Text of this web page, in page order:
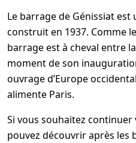
Le barrage de Génissiat
construit en 1937. Comme
barrage est à cheval entre
moment de son
ouvrage d’Europe
alimente Paris.
Si vous souhaitez
pouvez découvrir après les